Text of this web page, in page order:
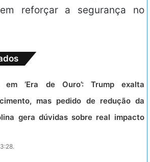
reforçar a segurança no
em ‘Era de Ouro’: Trump exalta
mas pedido de redução da
gera dúvidas sobre real impacto